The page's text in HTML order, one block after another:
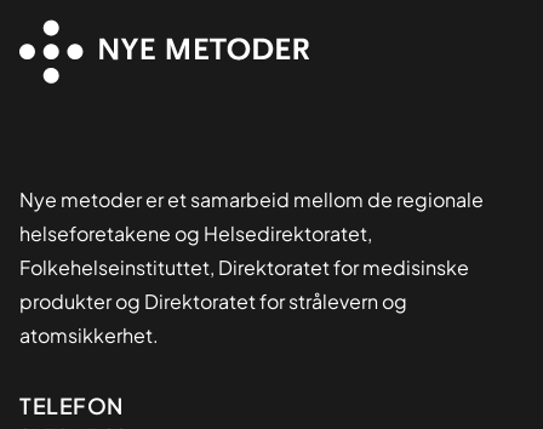
Nye metoder er et samarbeid mellom de regionale
helseforetakene og Helsedirektoratet,
Folkehelseinstituttet, Direktoratet for medisinske
produkter og Direktoratet for strålevern og
atomsikkerhet.
Kontaktinformasjon
TELEFON